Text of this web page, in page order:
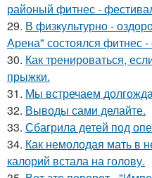
районый фитнес -
29. В физкультурно -
Арена" состоялся фитнес
30. Как тренироваться,
прыжки.
31. Мы встречаем
32. Выводы сами делайте.
33. Сбагрила детей под
34. Как немолодая мать в
калорий встала на голову.